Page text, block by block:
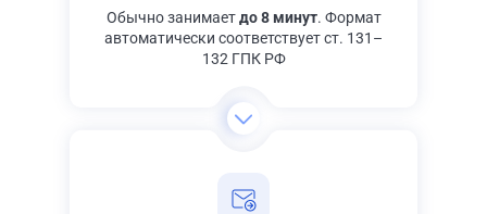
Обычно занимаетдо 8 минут. Формат
автоматически соответствует ст. 131–
132 ГПК РФ